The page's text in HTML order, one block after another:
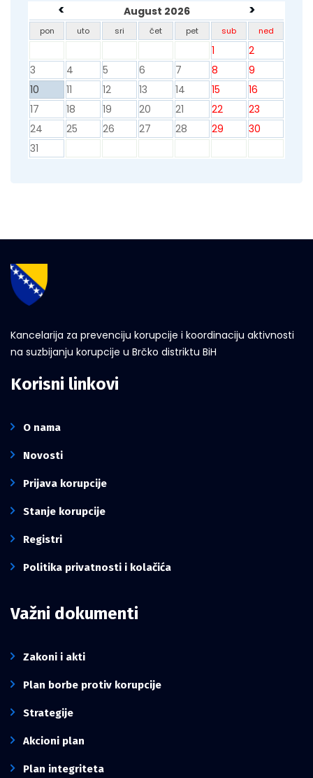
< August 2026 >
pon uto sri čet pet sub ned
1
2
3
4 5 6 7 8
9
10
11 12 13 14 15
16
17
18 19 20 21 22
23
24
25 26 27 28 29
30
31
Kancelarija za prevenciju korupcije i koordinaciju aktivnosti
na suzbijanju korupcije u Brčko distriktu BiH
Korisni linkovi
O nama
Novosti
Prijava korupcije
Stanje korupcije
Registri
Politika privatnosti i kolačića
Važni dokumenti
Zakoni i akti
Plan borbe protiv korupcije
Strategije
Akcioni plan
Plan integriteta